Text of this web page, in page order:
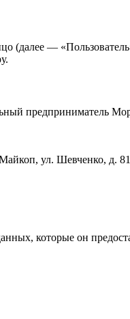
(далее —
предприниматель
ул. Шевченко, д. 81
которые он